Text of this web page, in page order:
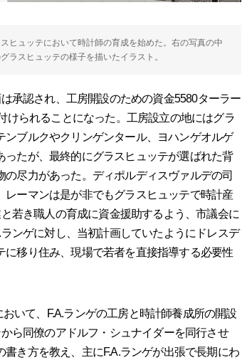
ヒュッテにおいて時計師の育成を始めた。右の写真の中
ラスヒュッテの様子を描いたイラスト。
承認され、工房開設のための資金5580ターラー
けられることになった。工房設立の地にはグラ
ブルクやクリンゲンタール、ヨハンゲオルゲ
たが、最終的にグラスヒュッテが選ばれた背
尽力があった。ディポルディスヴァルデの司
ーマンは是が非でもグラスヒュッテで時計産
若き職人の育成に資金援助するよう、市議会に
ンゲに対し、当初計画していたようにドレスデ
移り住み、現場で若者を直接指導する必要性
いて、F.A.ランゲの工房と時計師養成所の開設
ら同僚のアドルフ・シュナイダーを同行させ
き方を教え、主にF.A.ランゲが出張で長期にわ